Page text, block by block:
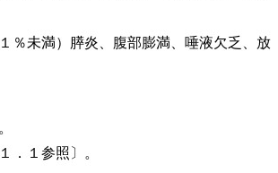
．１参照〕。
％未満）膵炎、腹部膨満、唾液欠乏、放